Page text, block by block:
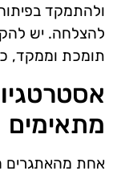
ולהתמקד
להצלחה. יש
תומכת וממקד,
מתאימים
אחת מהאתגרים